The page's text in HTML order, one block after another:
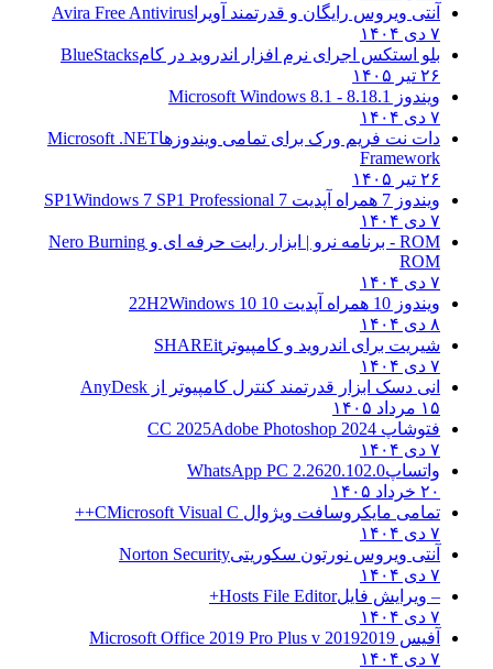
آنتی ویروس رایگان و قدرتمند آویرا Avira Free Antivirus
۷ دی ۱۴۰۴
بلو استکس اجرای نرم افزار اندروید در کامBlueStacks
۲۶ تیر ۱۴۰۵
ویندوز 8.1
8.1 - Microsoft Windows 8.1
۷ دی ۱۴۰۴
دات نت فریم ورک برای تمامی ویندوزهاMicrosoft .NET
Framework
۲۶ تیر ۱۴۰۵
ویندوز 7 همراه آپدیت 7 SP1
Windows 7 SP1 Professional
۷ دی ۱۴۰۴
ROM - برنامه نرو | ابزار رایت حرفه ای و
Nero Burning
ROM
۷ دی ۱۴۰۴
ویندوز 10 همراه آپدیت 10 22H2
Windows 10
۸ دی ۱۴۰۴
شیریت برای اندروید و کامپیوتر SHAREit
۷ دی ۱۴۰۴
انی دسک ابزار قدرتمند کنترل کامپیوتر از AnyDesk
۱۵ مرداد ۱۴۰۵
فتوشاپ CC 2025 Adobe Photoshop 2024
۷ دی ۱۴۰۴
واتساپWhatsApp PC 2.2620.102.0
۲۰ خرداد ۱۴۰۵
تمامی مایکروسافت ویژوال C Microsoft Visual C++
۷ دی ۱۴۰۴
آنتی ویروس نورتون سکوریتیNorton Security
۷ دی ۱۴۰۴
– ویرایش فایلHosts File Editor+
۷ دی ۱۴۰۴
آفیس 2019 2019 Microsoft Office 2019 Pro Plus v
۷ دی ۱۴۰۴